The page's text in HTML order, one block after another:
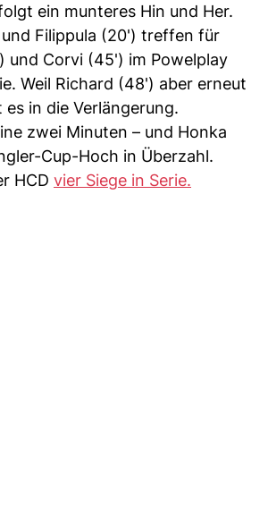
ein munteres Hin und Her.
Filippula (20') treffen für
und Corvi (45') im Powelplay
Weil Richard (48') aber erneut
in die Verlängerung.
zwei Minuten – und Honka
Cup-Hoch in Überzahl.
HCD vier Siege in Serie.